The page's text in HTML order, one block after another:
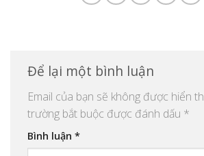
Để lại một bình luận
Email của bạn sẽ không được hiển
trường bắt buộc được đánh dấu *
Bình luận *